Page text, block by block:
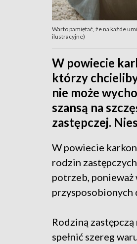
Warto pamiętać, że na każde
ilustracyjne)
W powiecie
którzy
nie może
szansą na
zastępczej.
W powiecie
rodzin
potrzeb,
przysposobionych
Rodziną
spełnić szereg